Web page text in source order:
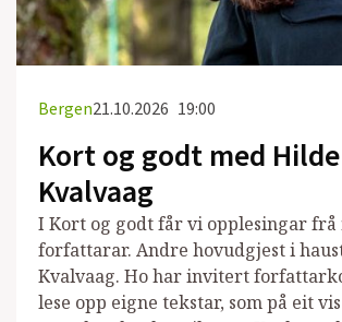
Bergen21.10.2026 19:00
Kort og godt med
Kvalvaag
I Kort og godt får vi opplesingar
forfattarar. Andre hovudgjest i
Kvalvaag. Ho har invitert
lese opp eigne tekstar, som på eit